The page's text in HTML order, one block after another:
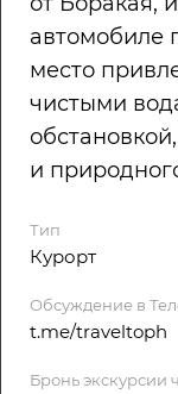
автомобиле
место
чистыми
и
Тип
Курорт
Обсуждение в
t.me/traveltoph
Бронь экскурсии